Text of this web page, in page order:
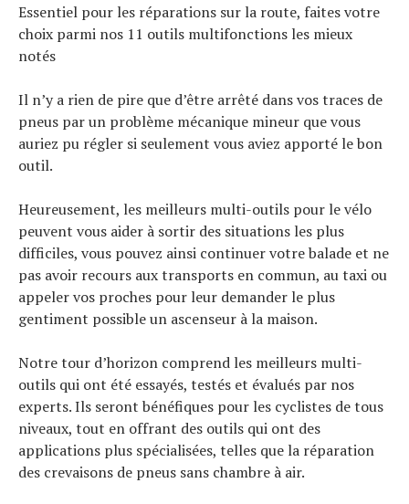
Essentiel pour les réparations sur la route, faites votre
choix parmi nos 11 outils multifonctions les mieux
notés
Il n’y a rien de pire que d’être arrêté dans vos traces de
pneus par un problème mécanique mineur que vous
auriez pu régler si seulement vous aviez apporté le bon
outil.
Heureusement, les meilleurs multi-outils pour le vélo
peuvent vous aider à sortir des situations les plus
difficiles, vous pouvez ainsi continuer votre balade et ne
pas avoir recours aux transports en commun, au taxi ou
appeler vos proches pour leur demander le plus
gentiment possible un ascenseur à la maison.
Notre tour d’horizon comprend les meilleurs multi-
outils qui ont été essayés, testés et évalués par nos
experts. Ils seront bénéfiques pour les cyclistes de tous
niveaux, tout en offrant des outils qui ont des
applications plus spécialisées, telles que la réparation
des crevaisons de pneus sans chambre à air.